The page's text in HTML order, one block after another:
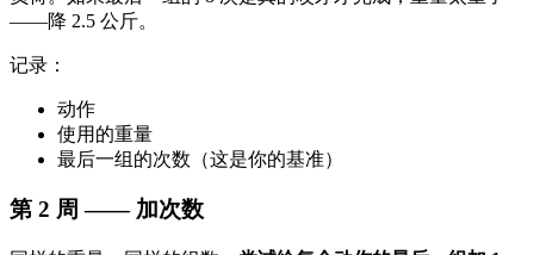
——降 2.5 公斤。
记录：
动作
使用的重量
最后一组的次数（这是你的基准）
第 2 周 —— 加次数